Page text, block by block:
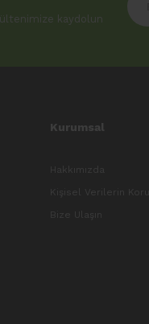
kaydolun
Kurumsal
Hakkımızda
Kişisel Verilerin
Bize Ulaşın